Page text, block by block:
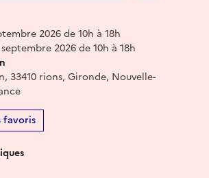
2026 de 10h à 18h
2026 de 10h à 18h
33410 rions, Gironde, Nouvelle-
favoris